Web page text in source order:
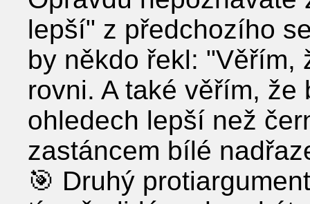
lepší" z předchozího
by někdo řekl:
rovni. A také věřím,
ohledech lepší než
zastáncem bílé
🎯 Druhý